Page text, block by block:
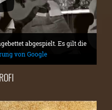
abgespielt. Es gilt die
von Google